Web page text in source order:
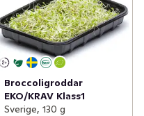
Broccoligroddar
EKO/KRAV Klass1
Sverige, 130 g